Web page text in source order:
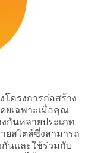
ครงการก่อสร้าง
ยเฉพาะเมื่อคุณ
กันหลายประเภท
ยสไตล์ซึ่งสามารถ
นและใช้ร่วมกับ